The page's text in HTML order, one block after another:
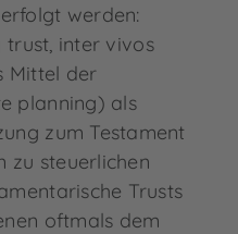
werden:
trust, inter vivos
Mittel der
planning) als
zum Testament
zu steuerlichen
Trusts
oftmals dem